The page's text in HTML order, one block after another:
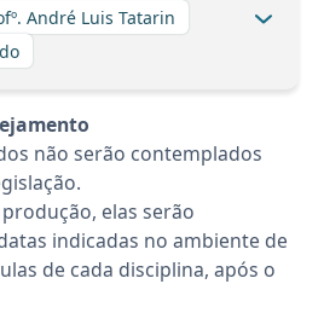
André Luis Tatarin
não serão contemplados
elas serão
indicadas no ambiente de
de cada disciplina, após o